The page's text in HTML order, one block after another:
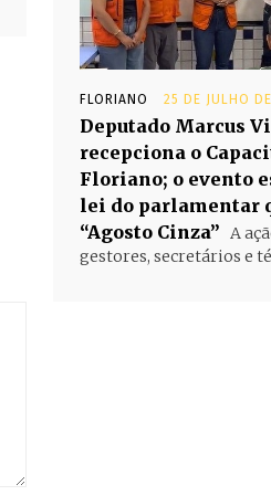
FLORIANO 25 DE JULHO
Deputado Marcus
recepciona o
Floriano; o evento
lei do parlamentar
“Agosto Cinza” A
gestores, secretários e